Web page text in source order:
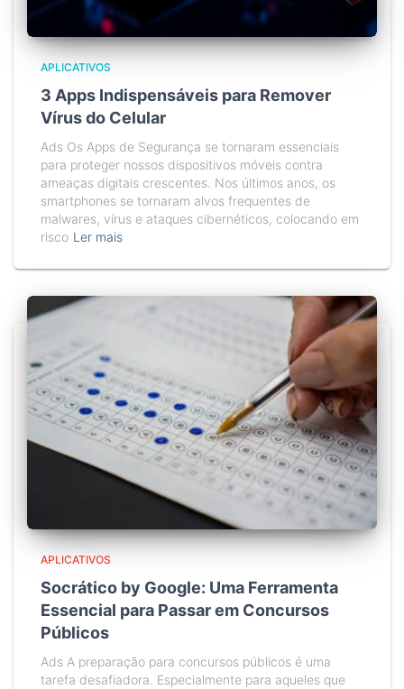
APLICATIVOS
3 Apps Indispensáveis para Remover
Vírus do Celular
Ads Os Apps de Segurança se tornaram essenciais
para proteger nossos dispositivos móveis contra
ameaças digitais crescentes. Nos últimos anos, os
smartphones se tornaram alvos frequentes de
malwares, vírus e ataques cibernéticos, colocando em
risco Ler mais
APLICATIVOS
Socrático by Google: Uma Ferramenta
Essencial para Passar em Concursos
Públicos
Ads A preparação para concursos públicos é uma
tarefa desafiadora. Especialmente para aqueles que